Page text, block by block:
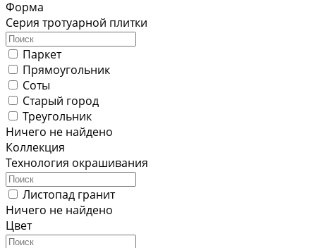
Форма
Серия тротуарной плитки
Паркет
Прямоугольник
Соты
Старый город
Треугольник
Ничего не найдено
Коллекция
Технология окрашивания
Листопад гранит
Ничего не найдено
Цвет